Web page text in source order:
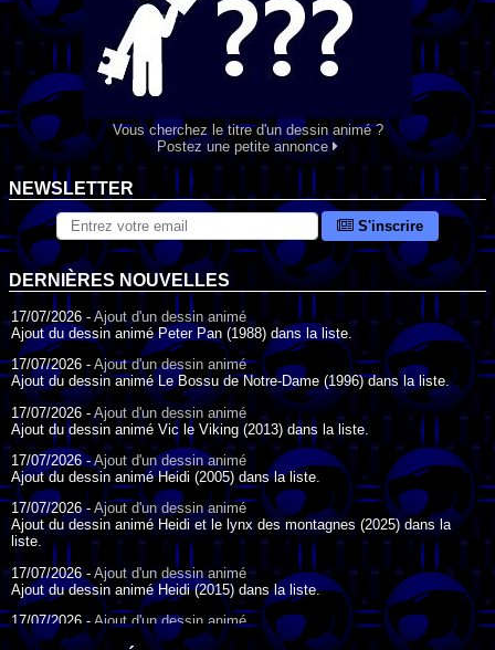
Vous cherchez le titre d'un dessin animé ?
Postez une petite annonce
NEWSLETTER
S'inscrire
DERNIÈRES NOUVELLES
17/07/2026 -Ajout d'un dessin animé
Ajout du dessin animé Peter Pan (1988) dans la liste.
17/07/2026 - Ajout d'un dessin animé
Ajout du dessin animé Le Bossu de Notre-Dame (1996) dans la liste.
17/07/2026 -Ajout d'un dessin animé
Ajout du dessin animé Vic le Viking (2013) dans la liste.
17/07/2026 -Ajout d'un dessin animé
Ajout du dessin animé Heidi (2005) dans la liste.
17/07/2026 -Ajout d'un dessin animé
Ajout du dessin animé Heidi et le lynx des montagnes (2025) dans la
liste.
17/07/2026 -Ajout d'un dessin animé
Ajout du dessin animé Heidi (2015) dans la liste.
17/07/2026 - Ajout d'un dessin animé
Ajout du dessin animé Heidi (1995) dans la liste.